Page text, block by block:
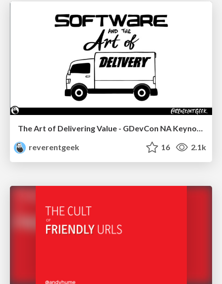
The Art of Delivering Value - GDevCon NA Keynote
reverentgeek
16 2.1k